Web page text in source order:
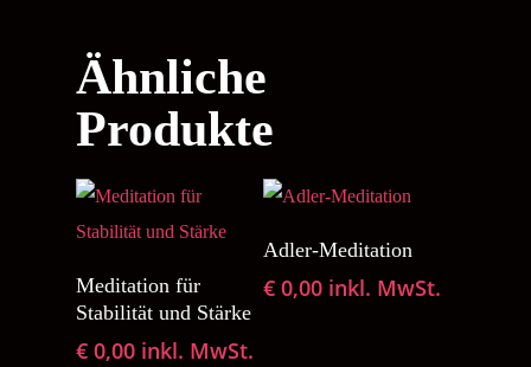
Ähnliche
Produkte
Meditation für
Stabilität und Stärke
€ 0,00 inkl. MwSt.
Adler-Meditation
€0,00 inkl. MwSt.